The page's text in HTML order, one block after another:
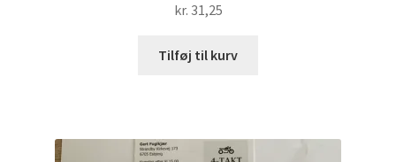
kr. 31,25
Tilføj til kurv